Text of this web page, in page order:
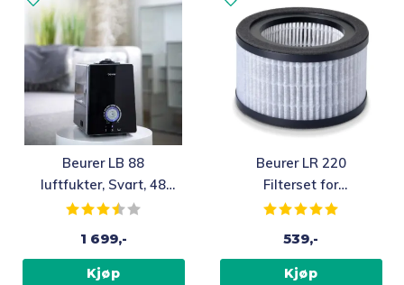
Beurer LB 88
luftfukter, Svart, 48
m²
Karakter:
1 699,-
Kjøp
Beurer LR 220
Filterset for
Luftrenser
Karakter:
539,-
Kjøp